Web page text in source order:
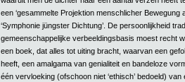
een ‘gesammelte Projektion menschlicher Bewegung
‘Symphonie jüngster Dichtung’. De persoonlijkheid
gemeenschappelijke verbeeldingsbasis moest recht
een boek, dat alles tot uiting bracht, waarvan een
heeft, een amalgama van genialiteit en bandeloze
één vervloeking (ofschoon niet ‘ethisch’ bedoeld) van